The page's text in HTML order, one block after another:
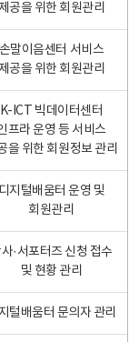
공을 위한 회원관리
손말이음센터 서비스
공을 위한 회원관리
K-ICT 빅데이터센터
프라 운영 등 서비스
을 위한 회원정보 관리
디지털배움터 운영 및
회원관리
·서포터즈 신청 접수
및 현황 관리
털배움터 문의자 관리